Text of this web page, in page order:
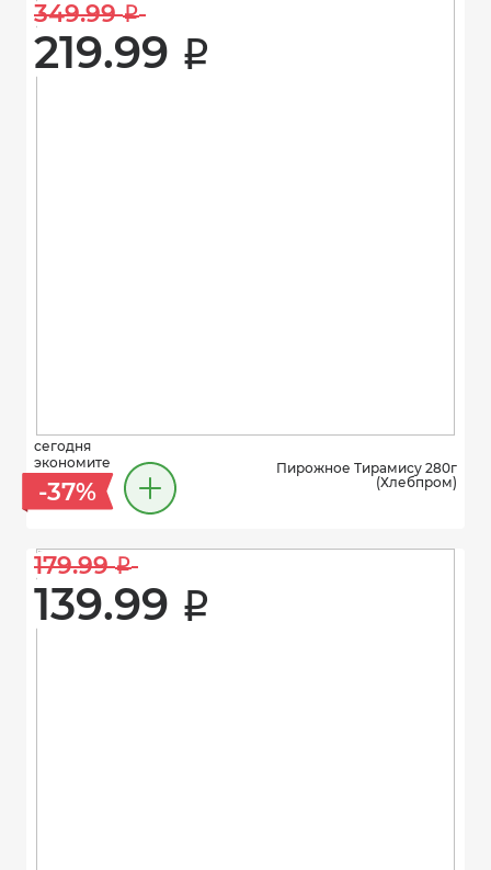
349.99 i
219.99 i
сегодня
экономите
-37%
Пирожное Тирамису 280г
(Хлебпром)
179.99 i
139.99 i